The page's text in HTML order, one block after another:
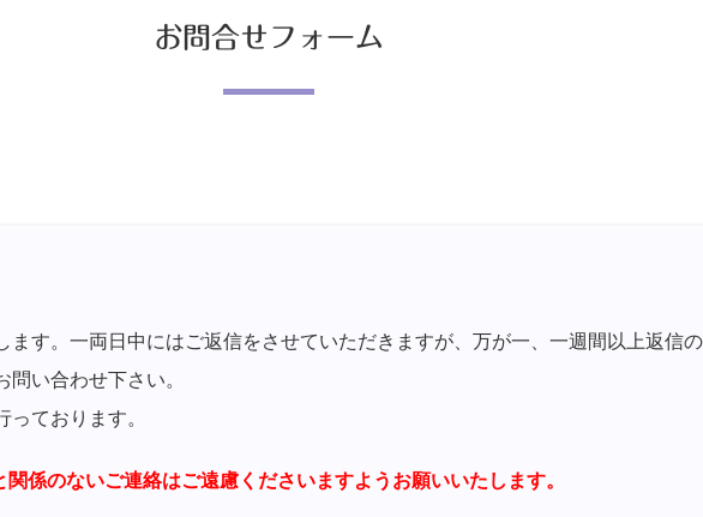
お問合せフォーム
ます。一両日中にはご返信をさせていただきますが、万が一、一週間以上返信
い合わせ下さい。
ております。
係のないご連絡はご遠慮くださいますようお願いいたします。